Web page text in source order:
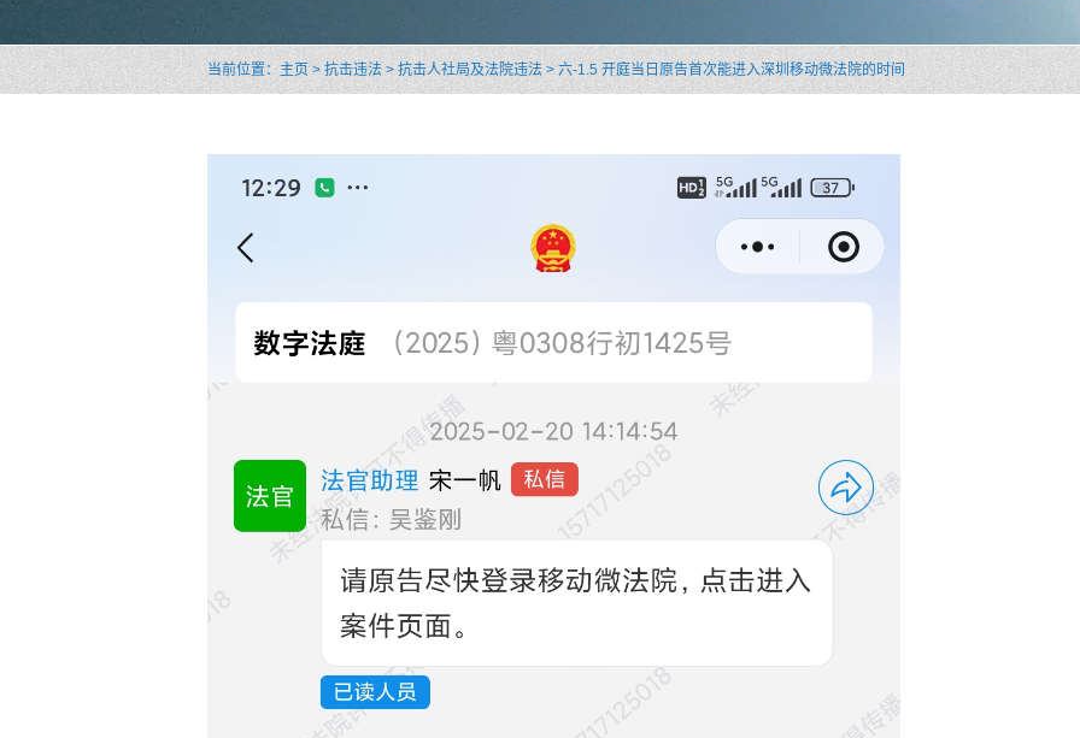
当前位置： 主页> 抗击违法 >抗击人社局及法院违法 >六-1.5 开庭当日原告首次能进入深圳移动微法院的时间